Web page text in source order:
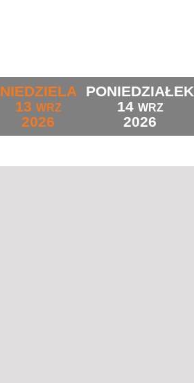
NIEDZIELA
13 WRZ
2026
PONIEDZIAŁEK
14 WRZ
2026